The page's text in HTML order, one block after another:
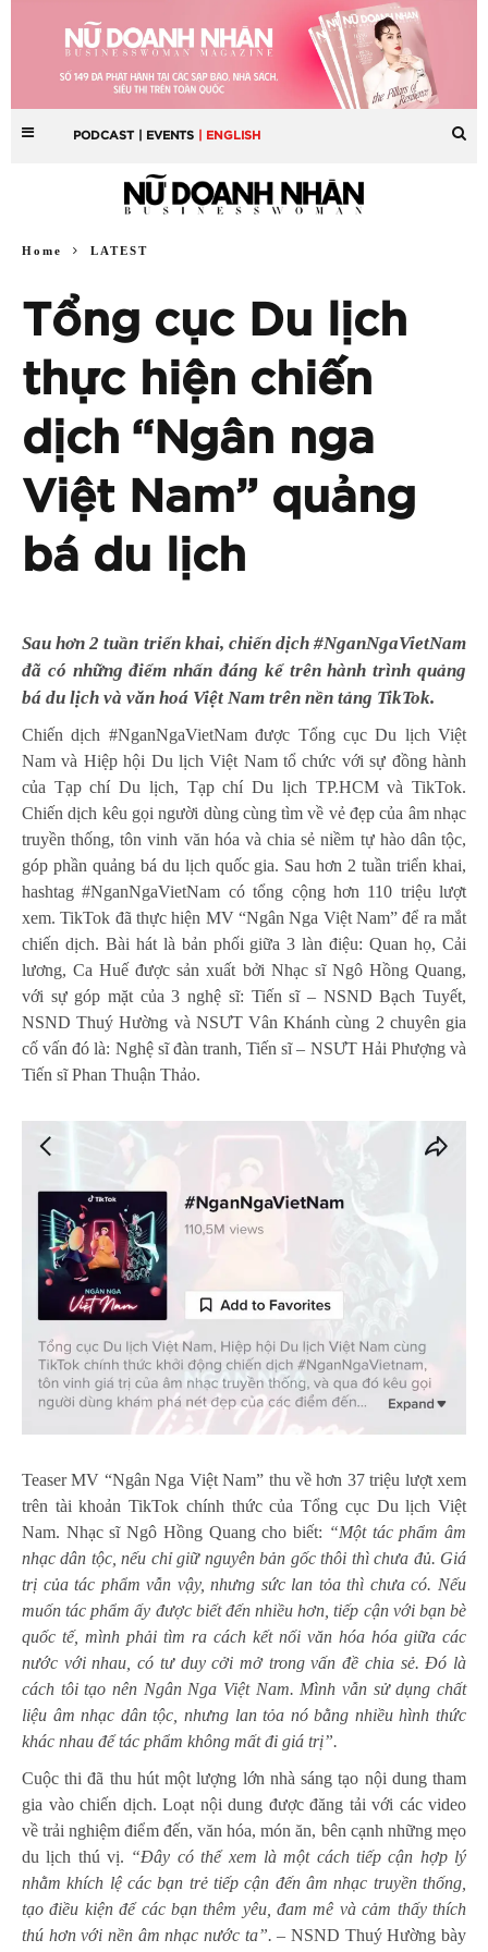
PODCAST | EVENTS | ENGLISH
Home LATEST
Tổng cục Du lịch
thực hiện chiến
dịch “Ngân nga
Việt Nam” quảng
bá du lịch
Sau hơn 2 tuần triển khai, chiến dịch #NganNgaVietNam
đã có những điểm nhấn đáng kể trên hành trình quảng
bá du lịch và văn hoá Việt Nam trên nền tảng TikTok.
Chiến dịch #NganNgaVietNam được Tổng cục Du lịch Việt
Nam và Hiệp hội Du lịch Việt Nam tổ chức với sự đồng hành
của Tạp chí Du lịch, Tạp chí Du lịch TP.HCM và TikTok.
Chiến dịch kêu gọi người dùng cùng tìm về vẻ đẹp của âm nhạc
truyền thống, tôn vinh văn hóa và chia sẻ niềm tự hào dân tộc,
góp phần quảng bá du lịch quốc gia. Sau hơn 2 tuần triển khai,
hashtag #NganNgaVietNam có tổng cộng hơn 110 triệu lượt
xem. TikTok đã thực hiện MV “Ngân Nga Việt Nam” để ra mắt
chiến dịch. Bài hát là bản phối giữa 3 làn điệu: Quan họ, Cải
lương, Ca Huế được sản xuất bởi Nhạc sĩ Ngô Hồng Quang,
với sự góp mặt của 3 nghệ sĩ: Tiến sĩ – NSND Bạch Tuyết,
NSND Thuý Hường và NSƯT Vân Khánh cùng 2 chuyên gia
cố vấn đó là: Nghệ sĩ đàn tranh, Tiến sĩ – NSƯT Hải Phượng và
Tiến sĩ Phan Thuận Thảo.
Teaser MV “Ngân Nga Việt Nam” thu về hơn 37 triệu lượt xem
trên tài khoản TikTok chính thức của Tổng cục Du lịch Việt
Nam. Nhạc sĩ Ngô Hồng Quang cho biết: “Một tác phẩm âm
nhạc dân tộc, nếu chỉ giữ nguyên bản gốc thôi thì chưa đủ. Giá
trị của tác phẩm vẫn vậy, nhưng sức lan tỏa thì chưa có. Nếu
muốn tác phẩm ấy được biết đến nhiều hơn, tiếp cận với bạn bè
quốc tế, mình phải tìm ra cách kết nối văn hóa hóa giữa các
nước với nhau, có tư duy cởi mở trong vấn đề chia sẻ. Đó là
cách tôi tạo nên Ngân Nga Việt Nam. Mình vẫn sử dụng chất
liệu âm nhạc dân tộc, nhưng lan tỏa nó bằng nhiều hình thức
khác nhau để tác phẩm không mất đi giá trị”.
Cuộc thi đã thu hút một lượng lớn nhà sáng tạo nội dung tham
gia vào chiến dịch. Loạt nội dung được đăng tải với các video
về trải nghiệm điểm đến, văn hóa, món ăn, bên cạnh những mẹo
du lịch thú vị. “Đây có thể xem là một cách tiếp cận hợp lý
nhằm khích lệ các bạn trẻ tiếp cận đến âm nhạc truyền thống,
tạo điều kiện để các bạn thêm yêu, đam mê và cảm thấy thích
thú hơn với nền âm nhạc nước ta”. – NSND Thuý Hường bày